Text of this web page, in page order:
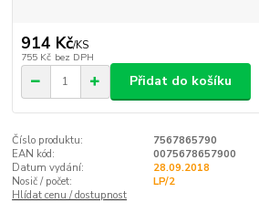
914 Kč/KS
755 Kč bez DPH
Přidat do košíku
Číslo produktu:
7567865790
EAN kód:
0075678657900
Datum vydání:
28.09.2018
Nosič / počet:
LP/2
Hlídat cenu / dostupnost